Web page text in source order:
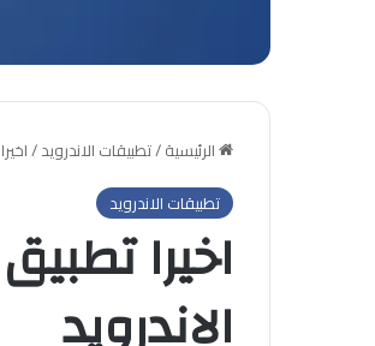
الرئيسية/تطبيقات الاندرويد/
تطبيقات الاندرويد
اخيرا
الاندرويد